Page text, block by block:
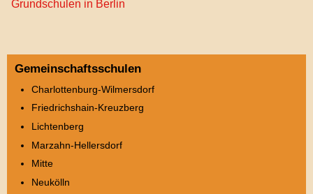
Grundschulen in Berlin
Gemeinschaftsschulen
Charlottenburg-Wilmersdorf
Friedrichshain-Kreuzberg
Lichtenberg
Marzahn-Hellersdorf
Mitte
Neukölln